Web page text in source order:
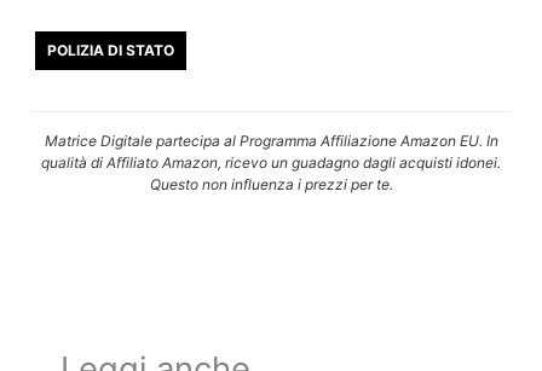
POLIZIA DI STATO
Matrice Digitale partecipa al Programma Affiliazione Amazon EU. In
qualità di Affiliato Amazon, ricevo un guadagno dagli acquisti idonei.
Questo non influenza i prezzi per te.